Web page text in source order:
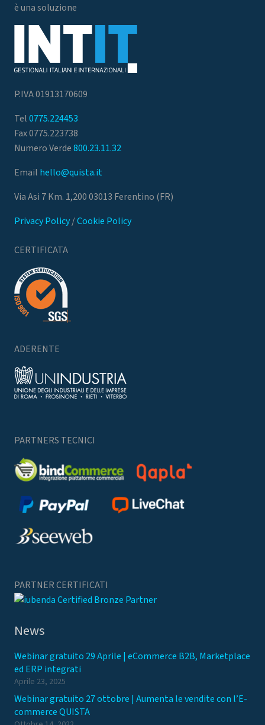
è una soluzione
P.IVA 01913170609
Tel0775.224453
Fax 0775.223738
Numero Verde800.23.11.32
Email hello@quista.it
Via Asi 7 Km. 1,200 03013 Ferentino (FR)
Privacy Policy/Cookie Policy
CERTIFICATA
ADERENTE
PARTNERS TECNICI
PARTNER CERTIFICATI
News
Webinar gratuito 29 Aprile | eCommerce B2B, Marketplace
ed ERP integrati
Aprile 23, 2025
Webinar gratuito 27 ottobre | Aumenta le vendite con l’E-
commerce QUISTA